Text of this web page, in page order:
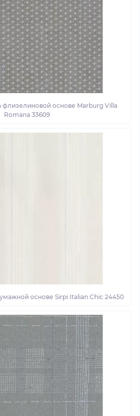
основе Marburg Villa
Romana 33609
основе Sirpi Italian Chic 24450